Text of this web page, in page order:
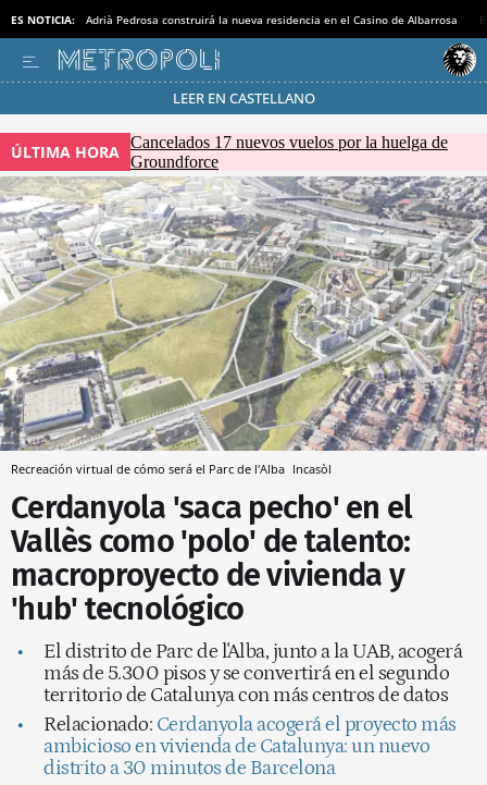
ES NOTICIA: Adrià Pedrosa construirá la nueva residencia en el Casino de Albarrosa
LEER EN CASTELLANO
Pásate al MODO AHORRO
ÚLTIMA HORA Cancelados 17 nuevos vuelos por la huelga de
Groundforce
Recreación virtual de cómo será el Parc de l'Alba Incasòl
Cerdanyola 'saca pecho' en el
Vallès como 'polo' de talento:
macroproyecto de vivienda y
'hub' tecnológico
El distrito de Parc de l'Alba, junto a la UAB, acogerá
más de 5.300 pisos y se convertirá en el segundo
territorio de Catalunya con más centros de datos
Relacionado: Cerdanyola acogerá el proyecto más
ambicioso en vivienda de Catalunya: un nuevo
distrito a 30 minutos de Barcelona